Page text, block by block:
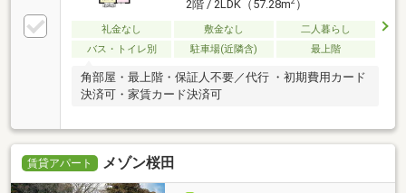
2階 / 2LDK（57.28m ）
礼金なし 敷金なし
二人暮らし
バス・トイレ別
駐車場(近隣含) 最上階
角部屋・最上階・保証人不要／代行 ・初期費用カード
決済可・家賃カード決済可
賃貸アパート メゾン桜田